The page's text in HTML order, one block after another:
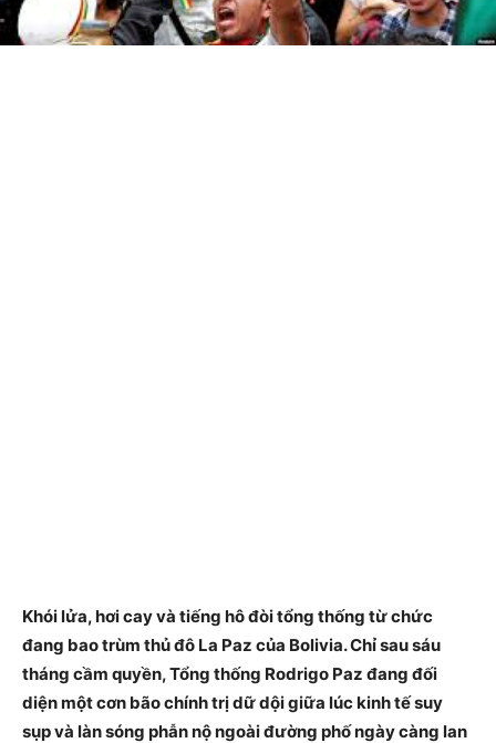
Khói lửa, hơi cay và tiếng hô đòi tổng thống từ chức
đang bao trùm thủ đô La Paz của Bolivia. Chỉ sau sáu
tháng cầm quyền, Tổng thống Rodrigo Paz đang đối
diện một cơn bão chính trị dữ dội giữa lúc kinh tế suy
sụp và làn sóng phẫn nộ ngoài đường phố ngày càng lan